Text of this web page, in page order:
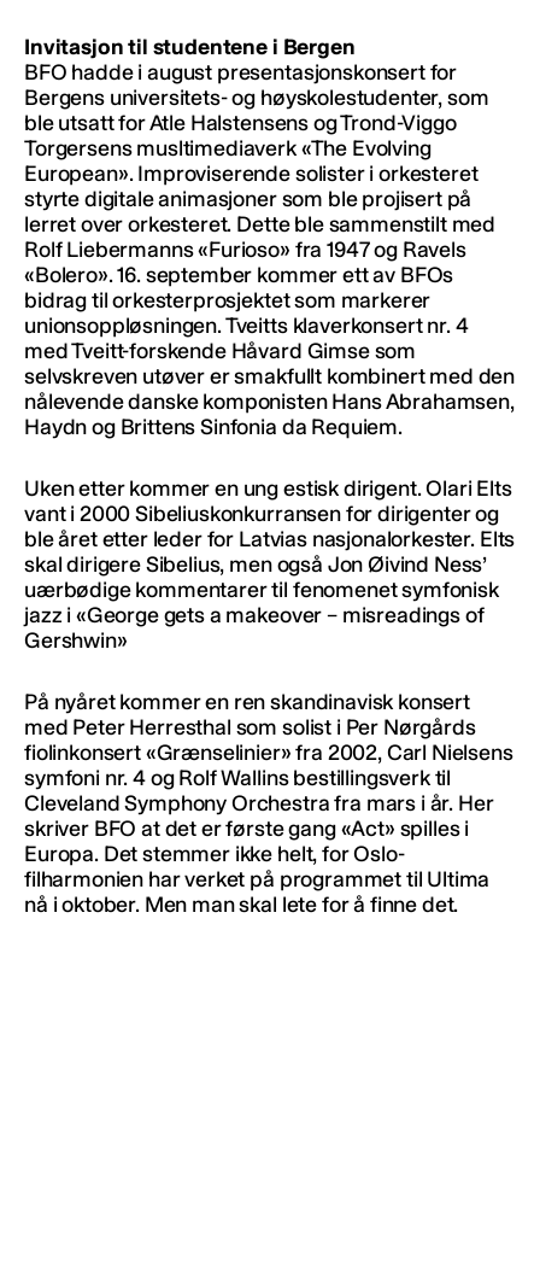
Invitasjon til studentene i Bergen
BFO hadde i august presentasjonskonsert for
Bergens universitets- og høyskolestudenter, som
ble utsatt for Atle Halstensens og Trond-Viggo
Torgersens musltimediaverk «The Evolving
European». Improviserende solister i orkesteret
styrte digitale animasjoner som ble projisert på
lerret over orkesteret. Dette ble sammenstilt med
Rolf Liebermanns «Furioso» fra 1947 og Ravels
«Bolero». 16. september kommer ett av BFOs
bidrag til orkesterprosjektet som markerer
unionsoppløsningen. Tveitts klaverkonsert nr. 4
med Tveitt-forskende Håvard Gimse som
selvskreven utøver er smakfullt kombinert med den
nålevende danske komponisten Hans Abrahamsen,
Haydn og Brittens Sinfonia da Requiem.
Uken etter kommer en ung estisk dirigent. Olari Elts
vant i 2000 Sibeliuskonkurransen for dirigenter og
ble året etter leder for Latvias nasjonalorkester. Elts
skal dirigere Sibelius, men også Jon Øivind Ness’
uærbødige kommentarer til fenomenet symfonisk
jazz i «George gets a makeover – misreadings of
Gershwin»
På nyåret kommer en ren skandinavisk konsert
med Peter Herresthal som solist i Per Nørgårds
fiolinkonsert «Grænselinier» fra 2002, Carl Nielsens
symfoni nr. 4 og Rolf Wallins bestillingsverk til
Cleveland Symphony Orchestra fra mars i år. Her
skriver BFO at det er første gang «Act» spilles i
Europa. Det stemmer ikke helt, for Oslo-
filharmonien har verket på programmet til Ultima
nå i oktober. Men man skal lete for å finne det.